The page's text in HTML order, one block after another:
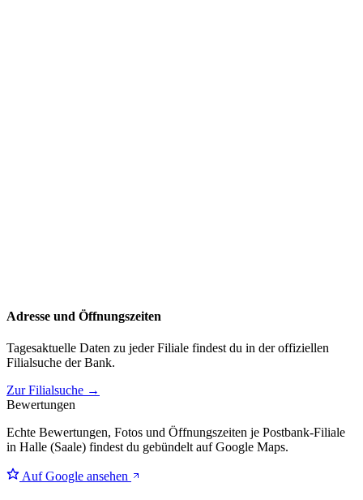
Adresse und Öffnungszeiten
Tagesaktuelle Daten zu jeder Filiale findest du in der offiziellen
Filialsuche der Bank.
Zur Filialsuche →
Bewertungen
Echte Bewertungen, Fotos und Öffnungszeiten je Postbank-Filiale
in Halle (Saale) findest du gebündelt auf Google Maps.
Auf Google ansehen